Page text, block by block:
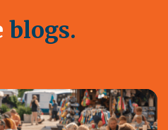
blogs.